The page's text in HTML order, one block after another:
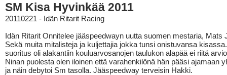
SM Kisa Hyvinkää 2011
20110221 - Idän Ritarit Racing
Idän Ritarit Onnitelee jääspeedwayn uutta suomen mestaria, Mats
Sekä muita mitalisteja ja kuljettajia jokka tunsi onistuvansa
suoritus oli alakantiin kouluarvosanojen taulukon alapää ei riitä
Ninan puolesta olen iloinen että varahenkilönä hän pääsi ajamaan
ja näin debytoi Sm tasolla. Jääspeedway terveisin Hakki.